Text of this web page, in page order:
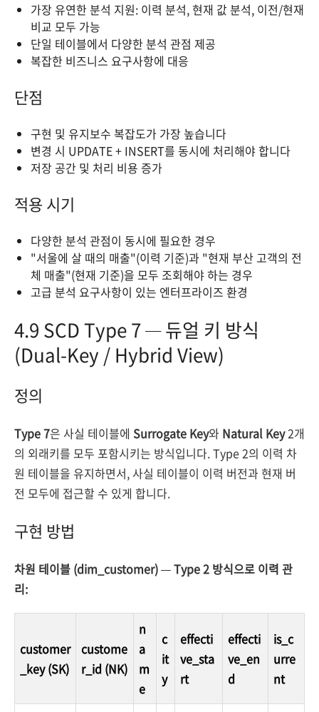
가장 유연한 분석 지원: 이력 분석, 현재 값 분석, 이전/현재
비교 모두 가능
단일 테이블에서 다양한 분석 관점 제공
복잡한 비즈니스 요구사항에 대응
단점
구현 및 유지보수 복잡도가 가장 높습니다
변경 시 UPDATE + INSERT를 동시에 처리해야 합니다
저장 공간 및 처리 비용 증가
적용 시기
다양한 분석 관점이 동시에 필요한 경우
"서울에 살 때의 매출"(이력 기준)과 "현재 부산 고객의 전
체 매출"(현재 기준)을 모두 조회해야 하는 경우
고급 분석 요구사항이 있는 엔터프라이즈 환경
4.9 SCD Type 7 — 듀얼 키 방식
(Dual-Key / Hybrid View)
정의
Type 7은 사실 테이블에 Surrogate Key와 Natural Key2개
의 외래키를 모두 포함시키는 방식입니다. Type 2의 이력 차
원 테이블을 유지하면서, 사실 테이블이 이력 버전과 현재 버
전 모두에 접근할 수 있게 합니다.
구현 방법
차원 테이블 (dim_customer) — Type 2 방식으로 이력 관
리:
customer
_key(SK)
custome
r_id (NK)
n
a
m
e
c
it
y
effecti
ve_sta
rt
effecti
ve_en
d
is_c
urre
nt